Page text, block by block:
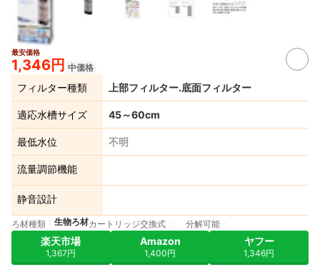
最安価格
1,346円 中価格
フィルター種類 上部フィルター.底面フィルター
適応水槽サイズ 45～60cm
最低水位 不明
流量調節機能
静音設計
ろ材種類 生物ろ材カートリッジ交換式 分解可能
楽天市場
1,367円
Amazon
1,400円
ヤフー
1,346円